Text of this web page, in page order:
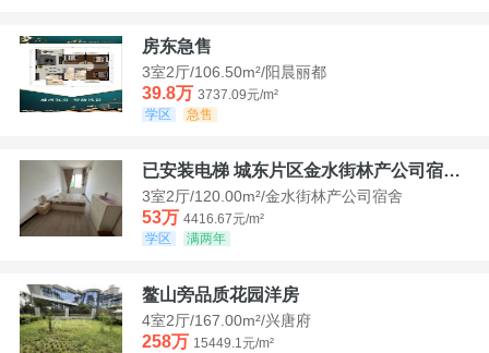
房东急售
3室2厅/106.50m²/阳晨丽都
39.8万 3737.09元/m²
学区
急售
已安装电梯 城东片区金水街林产公司宿舍套三可看江景
3室2厅/120.00m²/金水街林产公司宿舍
53万 4416.67元/m²
学区
满两年
鳌山旁品质花园洋房
4室2厅/167.00m²/兴唐府
258万 15449.1元/m²